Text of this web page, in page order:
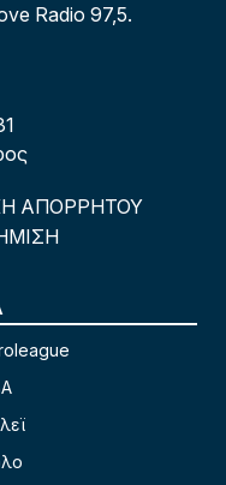
Radio 97,5.
ΑΠΟΡΡΗΤΟΥ